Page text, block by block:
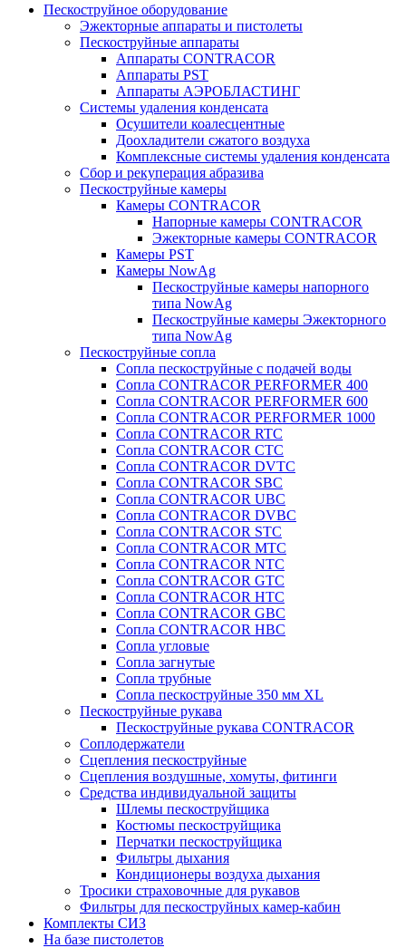
Пескоструйное оборудование
Эжекторные аппараты и пистолеты
Пескоструйные аппараты
Аппараты CONTRACOR
Аппараты PST
Аппараты АЭРОБЛАСТИНГ
Системы удаления конденсата
Осушители коалесцентные
Доохладители сжатого воздуха
Комплексные системы удаления конденсата
Сбор и рекуперация абразива
Пескоструйные камеры
Камеры CONTRACOR
Напорные камеры CONTRACOR
Эжекторные камеры CONTRACOR
Камеры PST
Камеры NowAg
Пескоструйные камеры напорного
типа NowAg
Пескоструйные камеры Эжекторного
типа NowAg
Пескоструйные сопла
Сопла пескоструйные с подачей воды
Сопла CONTRACOR PERFORMER 400
Сопла CONTRACOR PERFORMER 600
Сопла CONTRACOR PERFORMER 1000
Сопла CONTRACOR RTC
Сопла CONTRACOR CTC
Сопла CONTRACOR DVTC
Сопла CONTRACOR SBC
Сопла CONTRACOR UBC
Сопла CONTRACOR DVBC
Сопла CONTRACOR STC
Сопла CONTRACOR MTC
Сопла CONTRACOR NTC
Сопла CONTRACOR GTC
Сопла CONTRACOR HTC
Сопла CONTRACOR GBC
Сопла CONTRACOR HBC
Сопла угловые
Сопла загнутые
Сопла трубные
Сопла пескоструйные 350 мм XL
Пескоструйные рукава
Пескоструйные рукава CONTRACOR
Соплодержатели
Сцепления пескоструйные
Сцепления воздушные, хомуты, фитинги
Средства индивидуальной защиты
Шлемы пескоструйщика
Костюмы пескоструйщика
Перчатки пескоструйщика
Фильтры дыхания
Кондиционеры воздуха дыхания
Тросики страховочные для рукавов
Фильтры для пескоструйных камер-кабин
Комплекты СИЗ
На базе пистолетов